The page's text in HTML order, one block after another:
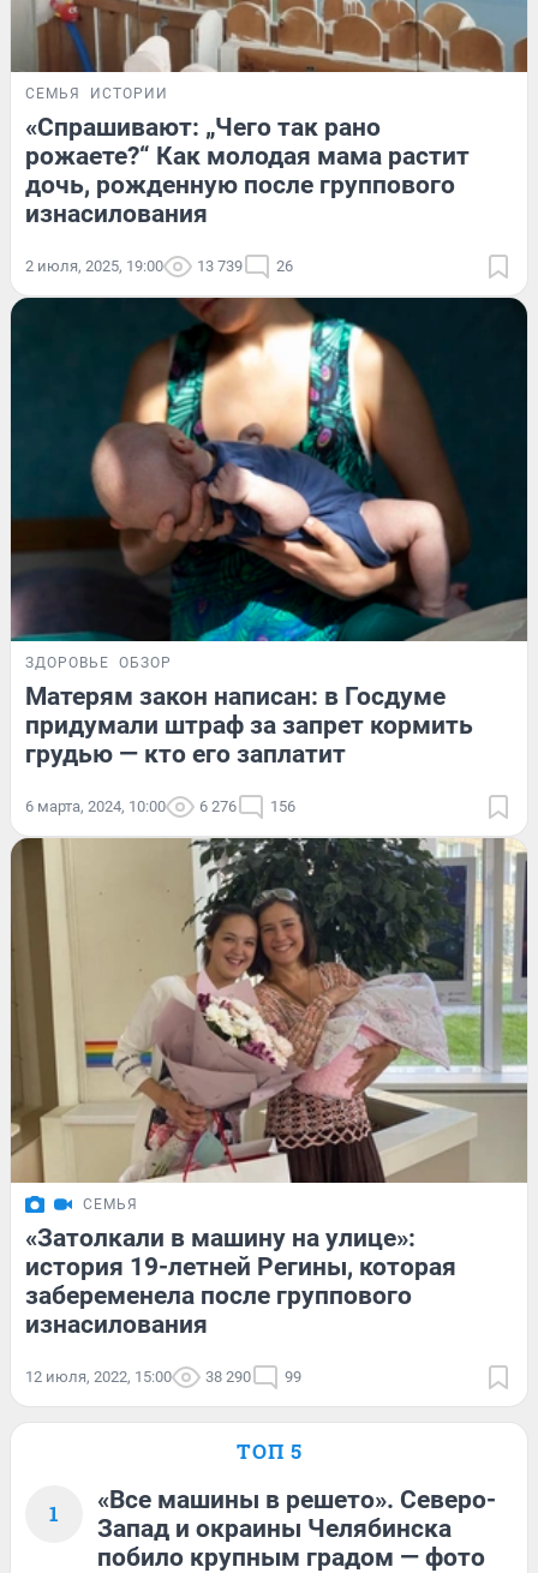
СЕМЬЯ ИСТОРИИ
«Спрашивают: „Чего так рано
рожаете?“ Как молодая мама растит
дочь, рожденную после группового
изнасилования
2 июля, 2025, 19:00 13 739 26
ЗДОРОВЬЕ ОБЗОР
Матерям закон написан: в Госдуме
придумали штраф за запрет кормить
грудью — кто его заплатит
6 марта, 2024, 10:00 6 276 156
СЕМЬЯ
«Затолкали в машину на улице»:
история 19-летней Регины, которая
забеременела после группового
изнасилования
12 июля, 2022, 15:00 38 290 99
ТОП 5
1
«Все машины в решето». Северо-
Запад и окраины Челябинска
побило крупным градом — фото